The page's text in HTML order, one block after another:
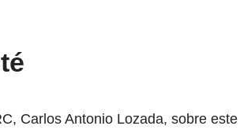
Carlos Antonio Lozada, sobre este